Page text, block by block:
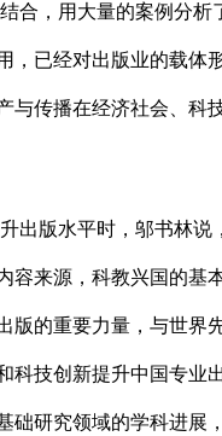
合，用大量的案例分
，已经对出版业的载体
与传播在经济社会、科
出版水平时，邬书林
容来源，科教兴国的基
版的重要力量，与世界
科技创新提升中国专业
础研究领域的学科进展